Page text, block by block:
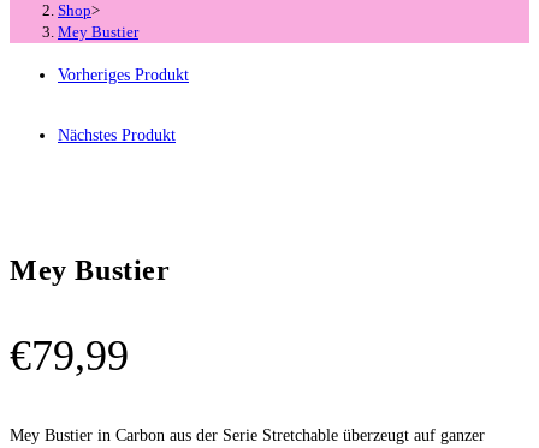
Shop>
Mey Bustier
Vorheriges Produkt
Nächstes Produkt
Mey Bustier
€79,99
Mey Bustier in Carbon aus der Serie Stretchable überzeugt auf ganzer